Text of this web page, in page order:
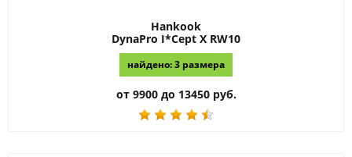
Hankook
DynaPro I*Cept X RW10
найдено: 3 размера
от 9900 до 13450 руб.